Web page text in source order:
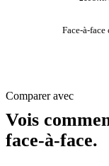
Face-à-
Comparer avec
Vois
face-à-face.